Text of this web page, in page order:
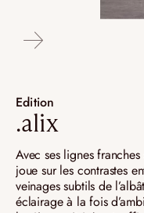
Edition
.alix
Avec ses lignes
joue sur les contrastes
veinages subtils de
éclairage à la fois